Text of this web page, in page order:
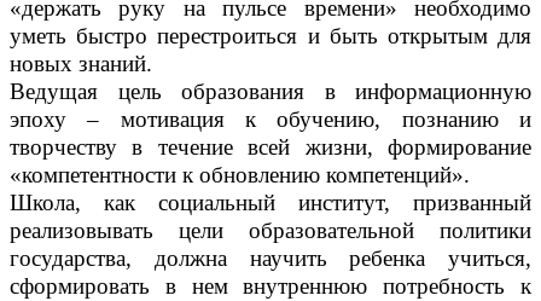
«держать руку на пульсе времени» необходимо
уметь быстро перестроиться и быть открытым для
новых знаний.
Ведущая цель образования в информационную
эпоху – мотивация к обучению, познанию и
творчеству в течение всей жизни, формирование
«компетентности к обновлению компетенций».
Школа, как социальный институт, призванный
реализовывать цели образовательной политики
государства, должна научить ребенка учиться,
сформировать в нем внутреннюю потребность к